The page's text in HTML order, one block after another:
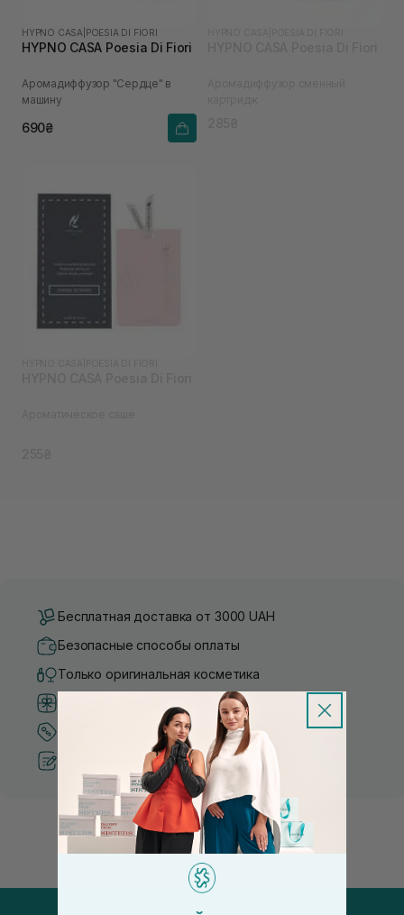
HYPNO CASA POESIA DI FIORI
HYPNO CASA Poesia Di Fiori
Аромадиффузор "Сердце" в
машину
690₴
Бесплатная доставка от 3000 UAH
Безопасные способы оплаты
Только оригинальная косметика
Система бонусов и лояльности
Лучшие цены и топ товары
Рекомендации от косметологов